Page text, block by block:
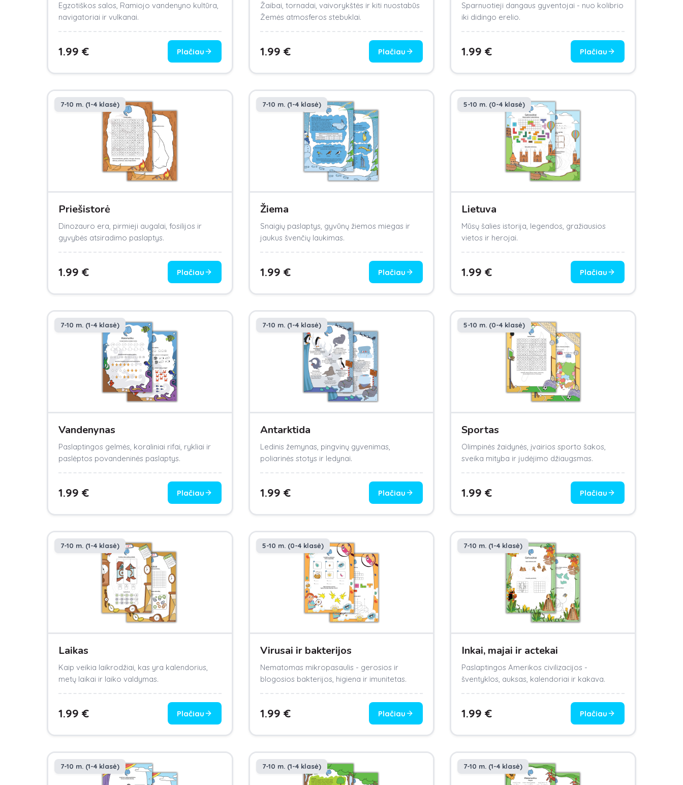
Egzotiškos salos, Ramiojo vandenyno kultūra,
navigatoriai ir vulkanai.
1.99 € Plačiau
Žaibai, tornadai, vaivorykštės ir kiti nuostabūs
Žemės atmosferos stebuklai.
1.99 € Plačiau
Sparnuotieji dangaus gyventojai - nuo kolibrio
iki didingo erelio.
1.99 € Plačiau
7-10 m. (1-4 klasė)
Priešistorė
Dinozauro era, pirmieji augalai, fosilijos ir
gyvybės atsiradimo paslaptys.
1.99 € Plačiau
7-10 m. (1-4 klasė)
Žiema
Snaigių paslaptys, gyvūnų žiemos miegas ir
jaukus švenčių laukimas.
1.99 € Plačiau
5-10 m. (0-4 klasė)
Lietuva
Mūsų šalies istorija, legendos, gražiausios
vietos ir herojai.
1.99 € Plačiau
7-10 m. (1-4 klasė)
Vandenynas
Paslaptingos gelmės, koraliniai rifai, rykliai ir
paslėptos povandeninės paslaptys.
1.99 € Plačiau
7-10 m. (1-4 klasė)
Antarktida
Ledinis žemynas, pingvinų gyvenimas,
poliarinės stotys ir ledynai.
1.99 € Plačiau
5-10 m. (0-4 klasė)
Sportas
Olimpinės žaidynės, įvairios sporto šakos,
sveika mityba ir judėjimo džiaugsmas.
1.99 € Plačiau
7-10 m. (1-4 klasė)
Laikas
Kaip veikia laikrodžiai, kas yra kalendorius,
metų laikai ir laiko valdymas.
1.99 € Plačiau
5-10 m. (0-4 klasė)
Virusai ir bakterijos
Nematomas mikropasaulis - gerosios ir
blogosios bakterijos, higiena ir imunitetas.
1.99 € Plačiau
7-10 m. (1-4 klasė)
Inkai, majai ir actekai
Paslaptingos Amerikos civilizacijos -
šventyklos, auksas, kalendoriai ir kakava.
1.99 € Plačiau
7-10 m. (1-4 klasė) 7-10 m. (1-4 klasė) 7-10 m. (1-4 klasė)